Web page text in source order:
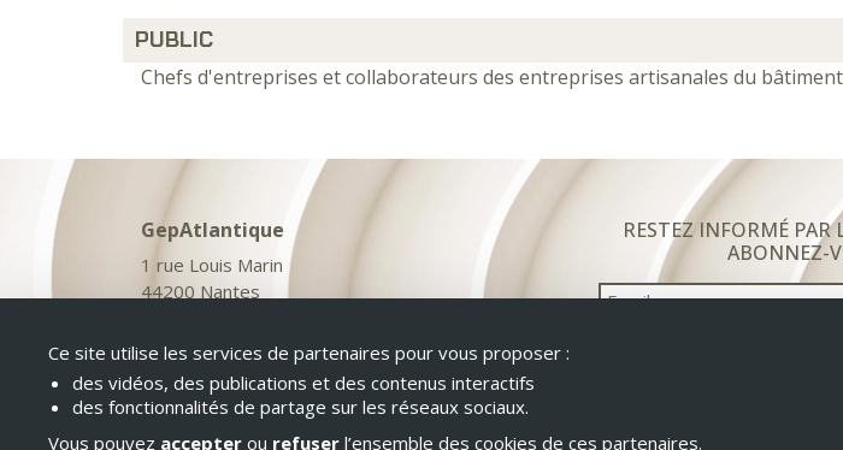
PUBLIC
Chefs d'entreprises et collaborateurs des entreprises artisanales du bâtiment
GepAtlantique
1 rue Louis Marin
44200 Nantes
contact@gepatlantiqueformation.fr
RESTEZ INFORMÉ PAR
ABONNEZ-
Email
Ce site utilise les services de partenaires pour vous proposer :
des vidéos, des publications et des contenus interactifs
des fonctionnalités de partage sur les réseaux sociaux.
Vous pouvez accepter ou refuser l’ensemble des cookies de ces partenaires.